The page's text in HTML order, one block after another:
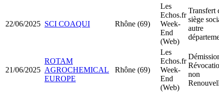
22/06/2025 SCI COAQUI Rhône (69)
Les
Echos.fr
Week-
End
(Web)
Transfert
siège
autre
21/06/2025
ROTAM
AGROCHEMICAL
EUROPE
Rhône (69)
Les
Echos.fr
Week-
End
(Web)
non